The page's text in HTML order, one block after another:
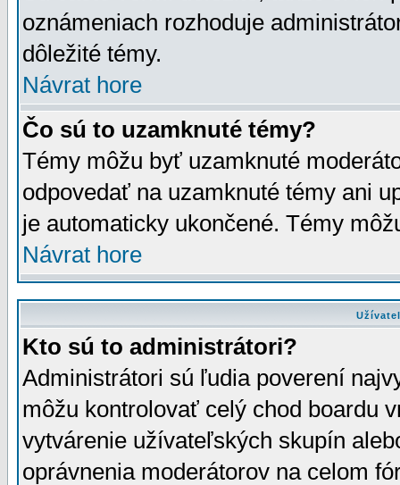
oznámeniach rozhoduje
dôležité témy.
Návrat hore
Čo sú to uzamknuté témy?
Témy môžu byť uzamknuté
odpovedať na uzamknuté témy ani
je automaticky ukončené. Témy
Návrat hore
Kto sú to administrátori?
Administrátori sú ľudia poverení
môžu kontrolovať celý chod boardu
vytvárenie užívateľských skupín
oprávnenia moderátorov na celom